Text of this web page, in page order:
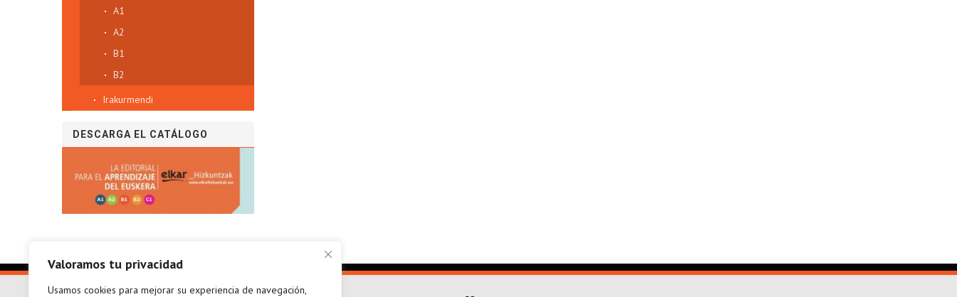
Valoramos tu privacidad
Usamos cookies para mejorar su experiencia de navegación,
A1
A2
B1
B2
Irakurmendi
DESCARGA EL CATÁLOGO